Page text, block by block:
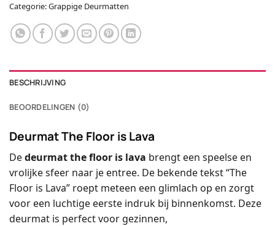
Categorie:Grappige Deurmatten
BESCHRIJVING
BEOORDELINGEN (0)
Deurmat The Floor is Lava
Dedeurmat the floor is lava brengt een speelse en
vrolijke sfeer naar je entree. De bekende tekst “The
Floor is Lava” roept meteen een glimlach op en zorgt
voor een luchtige eerste indruk bij binnenkomst. Deze
deurmat is perfect voor gezinnen,